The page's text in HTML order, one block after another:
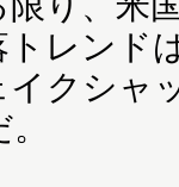
レンド
クシャ